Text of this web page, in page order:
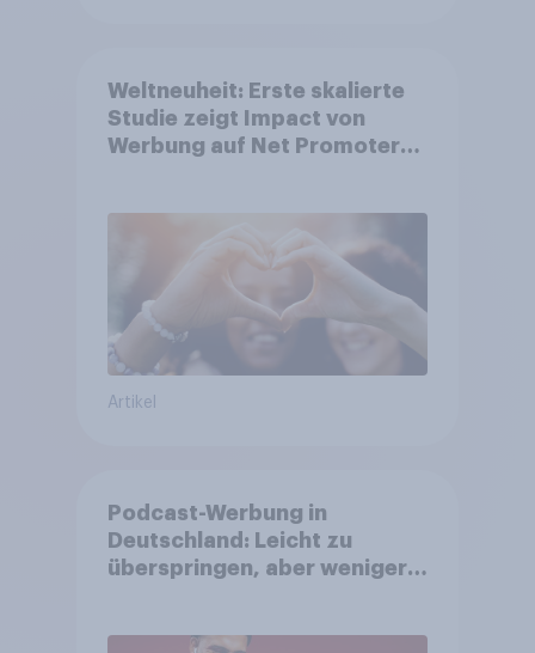
Weltneuheit: Erste skalierte
Studie zeigt Impact von
Werbung auf Net Promoter
Artikel
Podcast-Werbung in
Deutschland: Leicht zu
überspringen, aber weniger